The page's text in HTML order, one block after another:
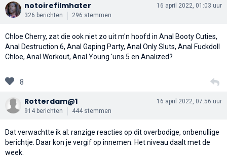
notoirefilmhater
326 berichten 296 stemmen
16 april 2022, 01:03 uur
Chloe Cherry, zat die ook niet zo uit m'n hoofd in Anal Booty Cuties,
Anal Destruction 6, Anal Gaping Party, Anal Only Sluts, Anal Fuckdoll
Chloe, Anal Workout, Anal Young 'uns 5 en Analized?
8
Rotterdam@1
914 berichten 444 stemmen
16 april 2022, 07:56 uur
Dat verwachtte ik al: ranzige reacties op dit overbodige, onbenullige
berichtje. Daar kon je vergif op innemen. Het niveau daalt met de
week.